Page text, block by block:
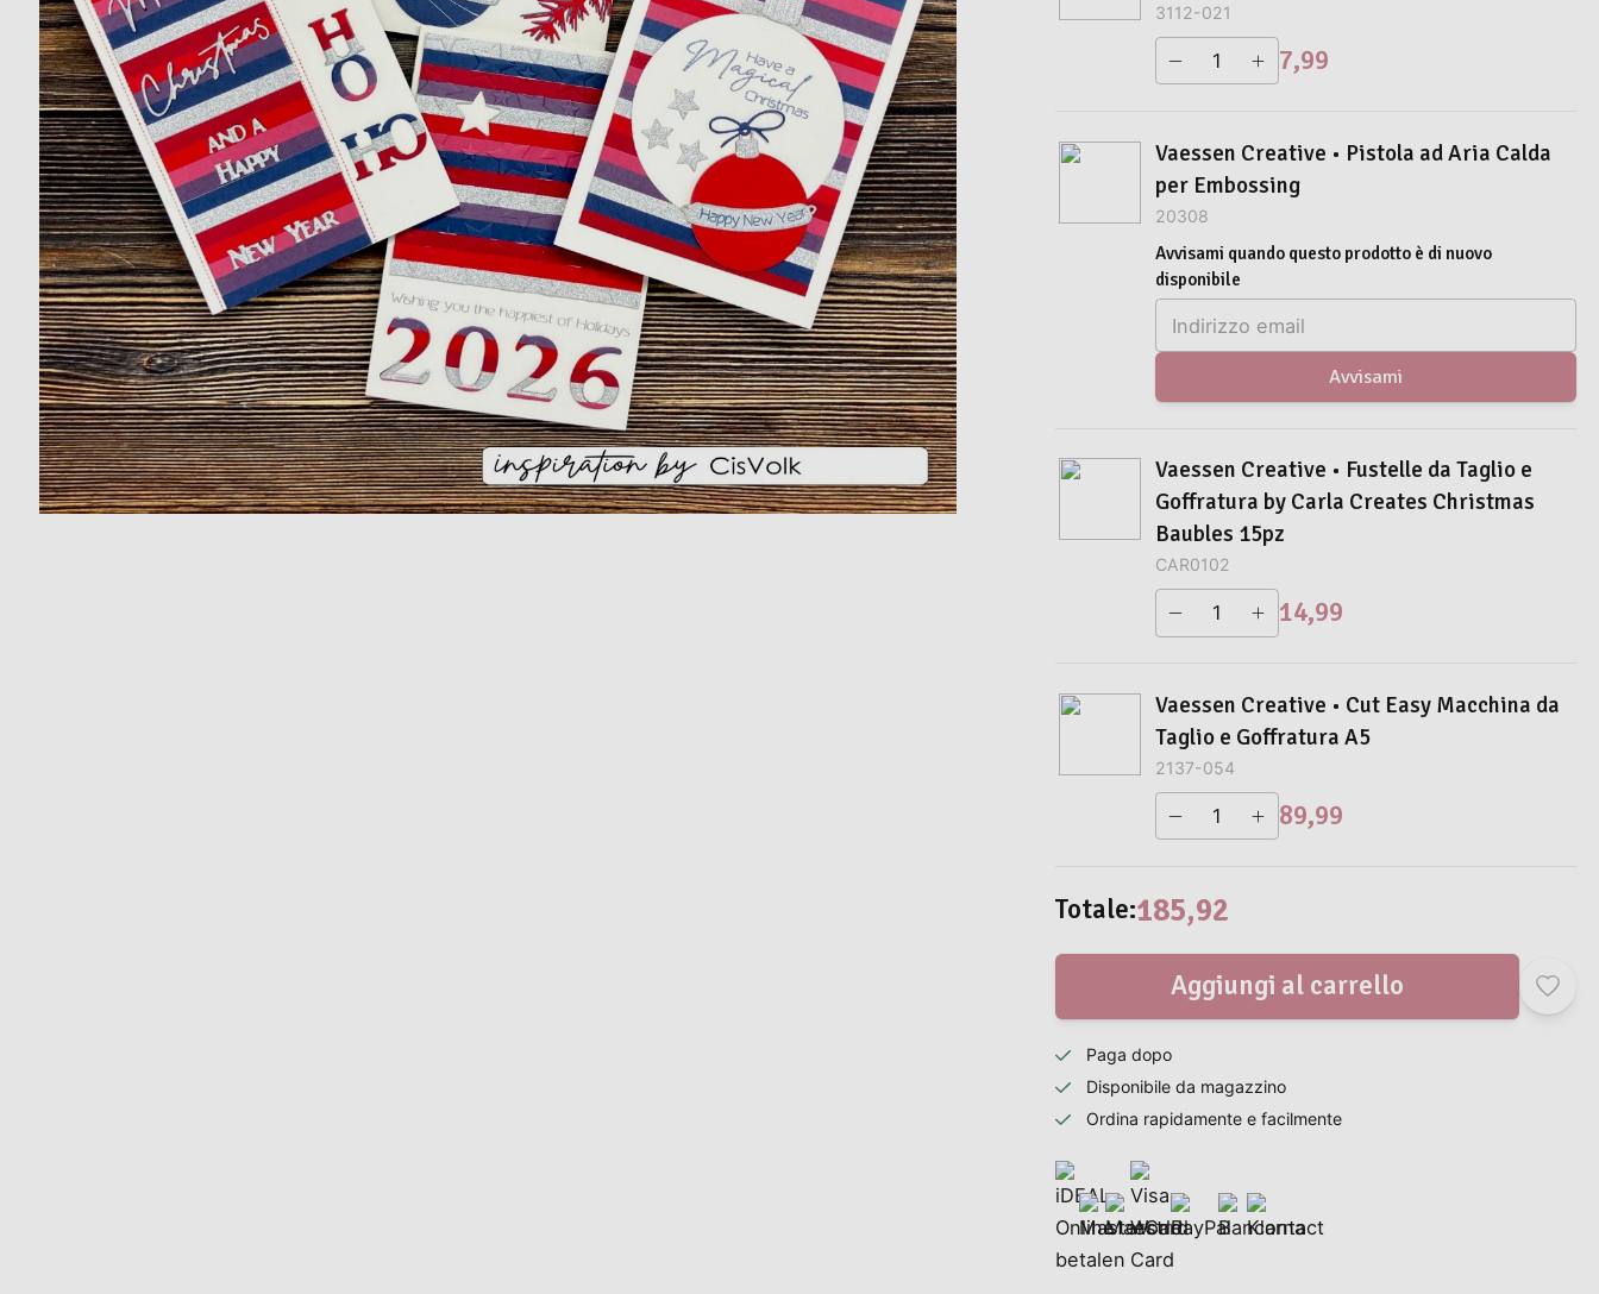
3112-021
7,99
Vaessen Creative • Pistola ad Aria Calda
per Embossing
20308
Avvisami quando questo prodotto è di nuovo
disponibile
Avvisami
Vaessen Creative • Fustelle da Taglio e
Goffratura by Carla Creates Christmas
Baubles 15pz
CAR0102
14,99
Vaessen Creative • Cut Easy Macchina da
Taglio e Goffratura A5
2137-054
89,99
Totale:185,92
Aggiungi al carrello
Paga dopo
Disponibile da magazzino
Ordina rapidamente e facilmente